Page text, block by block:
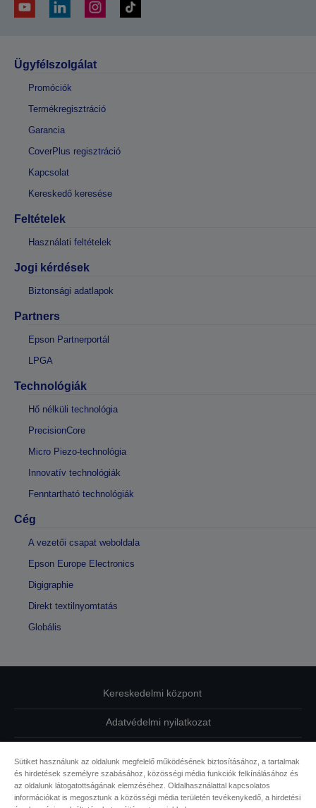
Ügyfélszolgálat
Promóciók
Termékregisztráció
Garancia
CoverPlus regisztráció
Kapcsolat
Kereskedő keresése
Feltételek
Használati feltételek
Jogi kérdések
Biztonsági adatlapok
Partners
Epson Partnerportál
LPGA
Technológiák
Hő nélküli technológia
PrecisionCore
Micro Piezo-technológia
Innovatív technológiák
Fenntartható technológiák
Cég
A vezetői csapat weboldala
Epson Europe Electronics
Digigraphie
Direkt textilnyomtatás
Globális
Kereskedelmi központ
Adatvédelmi nyilatkozat
Kapcsolatfelvétel
Sütiket használunk az oldalunk megfelelő működésének biztosításához, a tartalmak
és hirdetések személyre szabásához, közösségi média funkciók felkínálásához és
az oldalunk látogatottságának elemzéséhez. Oldalhasználattal kapcsolatos
információkat is megosztunk a közösségi média területén tevékenykedő, a hirdetési